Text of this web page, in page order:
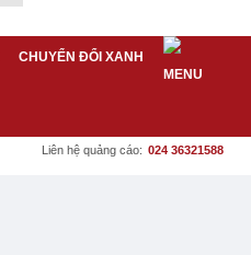
CHUYỂN ĐỔI XANH
Liên hệ quảng cáo: 024 36321588